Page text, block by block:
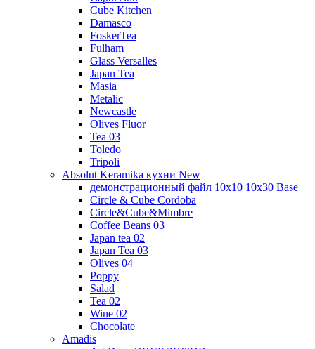
Cube Kitchen
Damasco
FoskerTea
Fulham
Glass Versalles
Japan Tea
Masia
Metalic
Newcastle
Olives Fluor
Tea 03
Toledo
Tripoli
Absolut Keramika кухни New
демонстрационный файл 10x10 10x30 Base
Circle & Cube Cordoba
Circle&Cube&Mimbre
Coffee Beans 03
Japan tea 02
Japan Tea 03
Olives 04
Poppy
Salad
Tea 02
Wine 02
Chocolate
Amadis